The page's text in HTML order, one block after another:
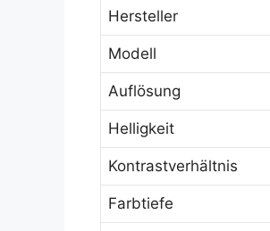
Hersteller
Modell
Auflösung
Helligkeit
Kontrastverhältnis
Farbtiefe